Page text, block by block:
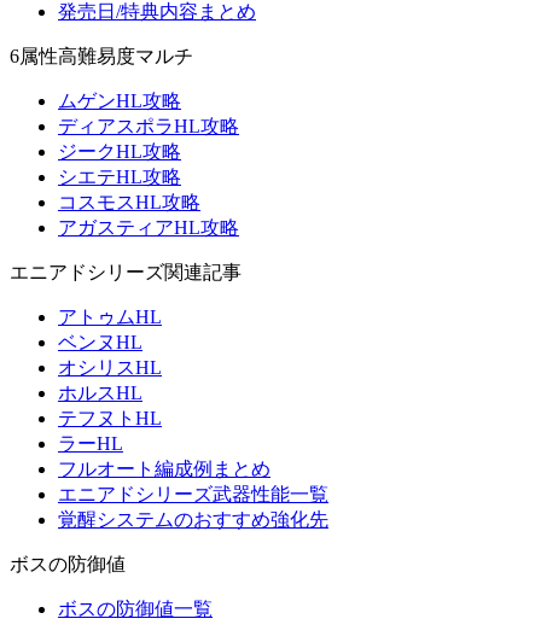
発売日/特典内容まとめ
6属性高難易度マルチ
ムゲンHL攻略
ディアスポラHL攻略
ジークHL攻略
シエテHL攻略
コスモスHL攻略
アガスティアHL攻略
エニアドシリーズ関連記事
アトゥムHL
ベンヌHL
オシリスHL
ホルスHL
テフヌトHL
ラーHL
フルオート編成例まとめ
エニアドシリーズ武器性能一覧
覚醒システムのおすすめ強化先
ボスの防御値
ボスの防御値一覧